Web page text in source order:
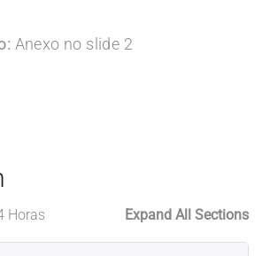
Anexo no slide 2
Horas Expand All Sections